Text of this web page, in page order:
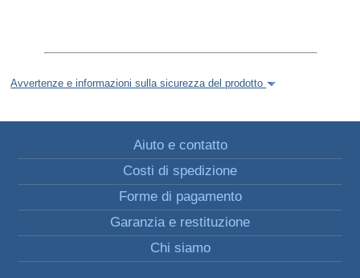
Avvertenze e informazioni sulla sicurezza del prodotto
Aiuto e contatto
Costi di spedizione
Forme di pagamento
Garanzia e restituzione
Chi siamo